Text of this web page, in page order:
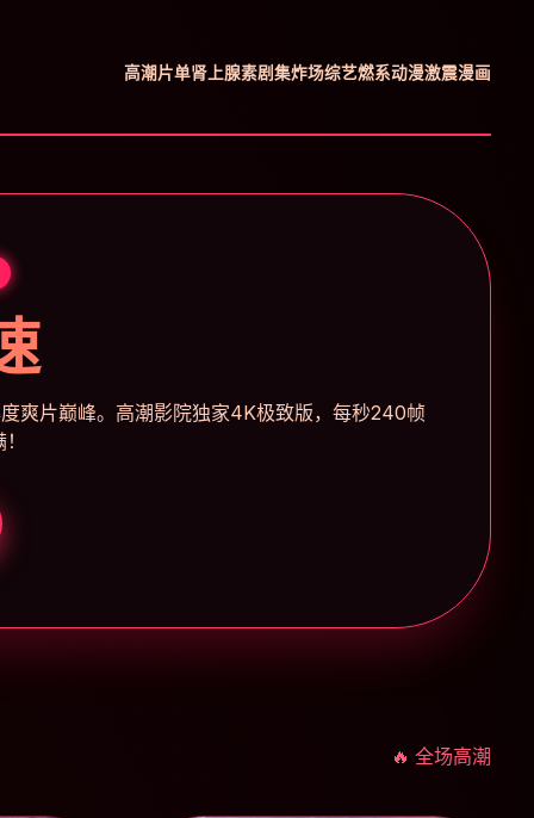
高潮片单肾上腺素剧集炸场综艺燃系动漫激震漫画
爽片巅峰。高潮影院独家4K极致版，每秒240帧
🔥 全场高潮